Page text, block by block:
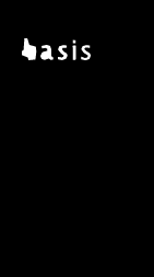
basis